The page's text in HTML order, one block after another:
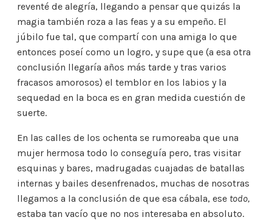
reventé de alegría, llegando a pensar que quizás la
magia también roza a las feas y a su empeño. El
júbilo fue tal, que compartí con una amiga lo que
entonces poseí como un logro, y supe que (a esa otra
conclusión llegaría años más tarde y tras varios
fracasos amorosos) el temblor en los labios y la
sequedad en la boca es en gran medida cuestión de
suerte.
En las calles de los ochenta se rumoreaba que una
mujer hermosa todo lo conseguía pero, tras visitar
esquinas y bares, madrugadas cuajadas de batallas
internas y bailes desenfrenados, muchas de nosotras
llegamos a la conclusión de que esa cábala, ese todo,
estaba tan vacío que no nos interesaba en absoluto.